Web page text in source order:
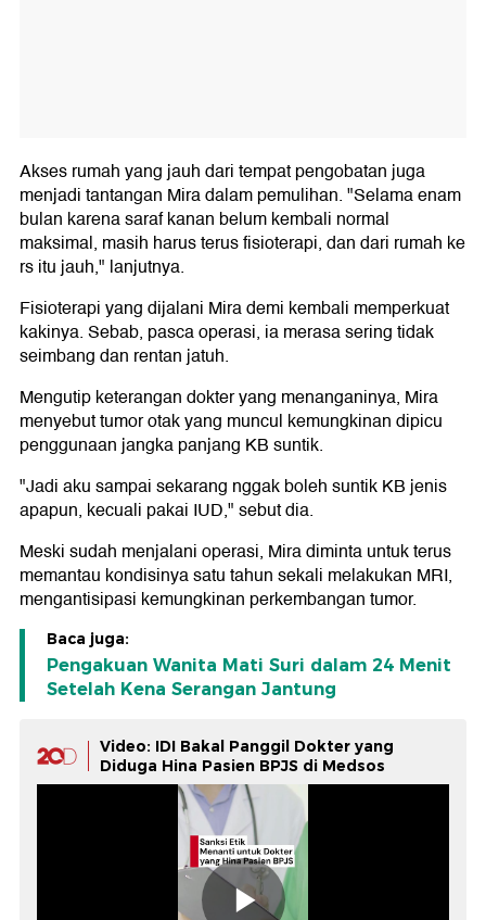
Akses rumah yang jauh dari tempat pengobatan juga
menjadi tantangan Mira dalam pemulihan. "Selama enam
bulan karena saraf kanan belum kembali normal
maksimal, masih harus terus fisioterapi, dan dari rumah ke
rs itu jauh," lanjutnya.
Fisioterapi yang dijalani Mira demi kembali memperkuat
kakinya. Sebab, pasca operasi, ia merasa sering tidak
seimbang dan rentan jatuh.
Mengutip keterangan dokter yang menanganinya, Mira
menyebut tumor otak yang muncul kemungkinan dipicu
penggunaan jangka panjang KB suntik.
"Jadi aku sampai sekarang nggak boleh suntik KB jenis
apapun, kecuali pakai IUD," sebut dia.
Meski sudah menjalani operasi, Mira diminta untuk terus
memantau kondisinya satu tahun sekali melakukan MRI,
mengantisipasi kemungkinan perkembangan tumor.
Baca juga:
Pengakuan Wanita Mati Suri dalam 24 Menit
Setelah Kena Serangan Jantung
Video: IDI Bakal Panggil Dokter yang
Diduga Hina Pasien BPJS di Medsos